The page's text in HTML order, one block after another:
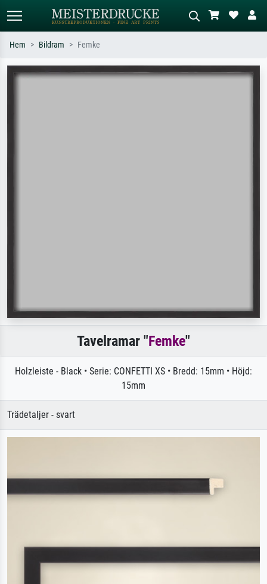
Standardsök AI-bildsökning
Hem Bildram Femke
Tavelramar "Femke"
Holzleiste - Black • Serie: CONFETTI XS • Bredd: 15mm • Höjd:
15mm
Trädetaljer - svart